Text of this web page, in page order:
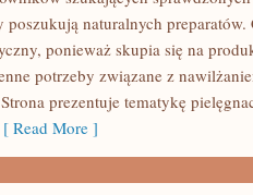
poszukują naturalnych preparatów.
ponieważ skupia się na
potrzeby związane z
Strona prezentuje tematykę
[ Read More ]